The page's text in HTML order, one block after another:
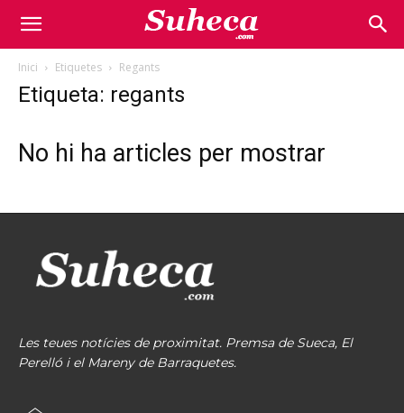
Inici Etiquetes Regants
Etiqueta: regants
No hi ha articles per mostrar
Les teues notícies de proximitat. Premsa de Sueca, El
Perelló i el Mareny de Barraquetes.